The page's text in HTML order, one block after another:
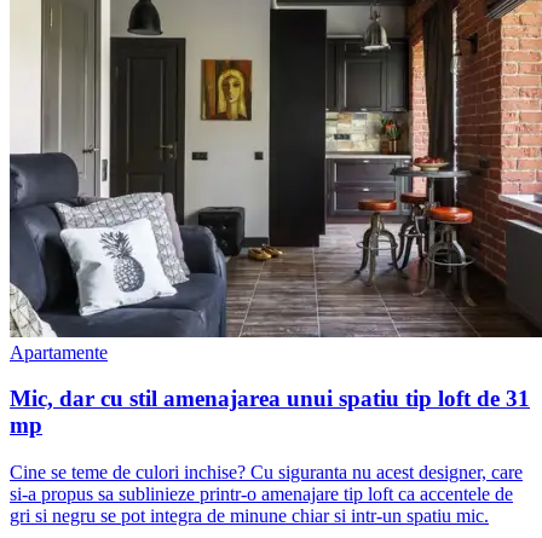
Apartamente
Mic, dar cu stil amenajarea unui spatiu tip loft de 31
mp
Cine se teme de culori inchise? Cu siguranta nu acest designer, care
si-a propus sa sublinieze printr-o amenajare tip loft ca accentele de
gri si negru se pot integra de minune chiar si intr-un spatiu mic.